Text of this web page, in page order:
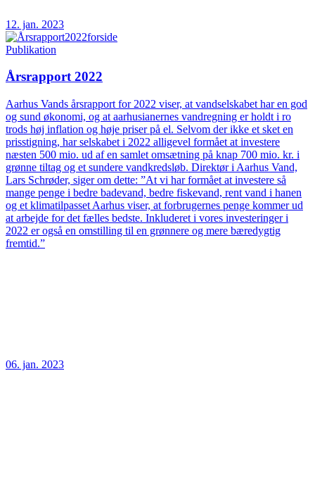
12. jan. 2023
Publikation
Årsrapport 2022
Aarhus Vands årsrapport for 2022 viser, at vandselskabet har en god
og sund økonomi, og at aarhusianernes vandregning er holdt i ro
trods høj inflation og høje priser på el. Selvom der ikke et sket en
prisstigning, har selskabet i 2022 alligevel formået at investere
næsten 500 mio. ud af en samlet omsætning på knap 700 mio. kr. i
grønne tiltag og et sundere vandkredsløb. Direktør i Aarhus Vand,
Lars Schrøder, siger om dette: ”At vi har formået at investere så
mange penge i bedre badevand, bedre fiskevand, rent vand i hanen
og et klimatilpasset Aarhus viser, at forbrugernes penge kommer ud
at arbejde for det fælles bedste. Inkluderet i vores investeringer i
2022 er også en omstilling til en grønnere og mere bæredygtig
fremtid.”
06. jan. 2023